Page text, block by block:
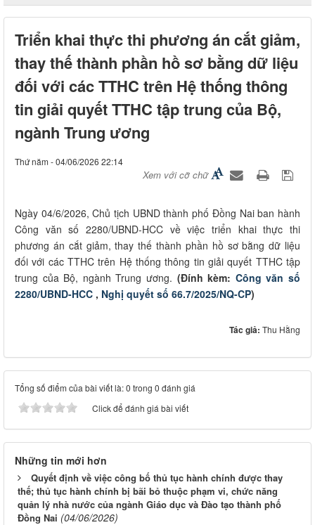
Triển khai thực thi phương án cắt giảm,
thay thế thành phần hồ sơ bằng dữ liệu
đối với các TTHC trên Hệ thống thông
tin giải quyết TTHC tập trung của Bộ,
ngành Trung ương
Thứ năm - 04/06/2026 22:14
Xem với cỡ chữ
Ngày 04/6/2026, Chủ tịch UBND thành phố Đồng Nai ban hành
Công văn số 2280/UBND-HCC về việc triển khai thực thi
phương án cắt giảm, thay thế thành phần hồ sơ bằng dữ liệu
đối với các TTHC trên Hệ thống thông tin giải quyết TTHC tập
trung của Bộ, ngành Trung ương. (Đính kèm: Công văn số
2280/UBND-HCC , Nghị quyết số 66.7/2025/NQ-CP)
Tác giả: Thu Hằng
Tổng số điểm của bài viết là: 0 trong 0 đánh giá
Click để đánh giá bài viết
Những tin mới hơn
Quyết định về việc công bố thủ tục hành chính được thay
thế; thủ tục hành chính bị bãi bỏ thuộc phạm vi, chức năng
quản lý nhà nước của ngành Giáo dục và Đào tạo thành phố
Đồng Nai (04/06/2026)